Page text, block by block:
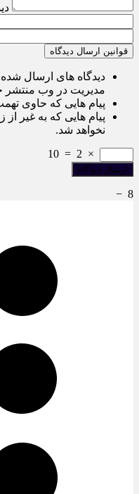
قوانین ارسال دیدگاه
دیدگاه های ارسال
مدیریت در وب منتشر
پیام هایی که حاوی
پیام هایی که به غیر
نخواهد شد.
×
2
=
10
8
−